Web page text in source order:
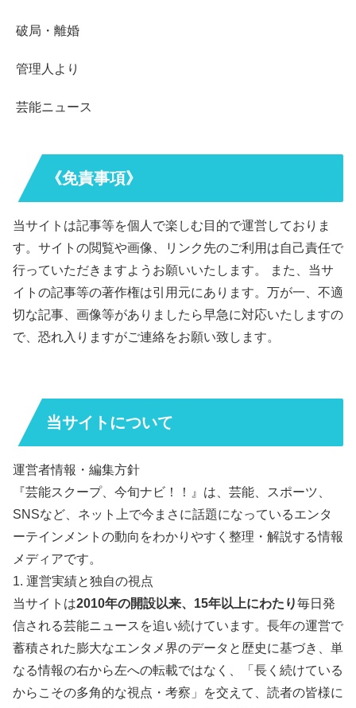
破局・離婚
管理人より
芸能ニュース
《免責事項》
当サイトは記事等を個人で楽しむ目的で運営しておりま
す。サイトの閲覧や画像、リンク先のご利用は自己責任で
行っていただきますようお願いいたします。 また、当サ
イトの記事等の著作権は引用元にあります。万が一、不適
切な記事、画像等がありましたら早急に対応いたしますの
で、恐れ入りますがご連絡をお願い致します。
当サイトについて
運営者情報・編集方針
『芸能スクープ、今旬ナビ！！』は、芸能、スポーツ、
SNSなど、ネット上で今まさに話題になっているエンタ
ーテインメントの動向をわかりやすく整理・解説する情報
メディアです。
1. 運営実績と独自の視点
当サイトは2010年の開設以来、15年以上にわたり毎日発
信される芸能ニュースを追い続けています。長年の運営で
蓄積された膨大なエンタメ界のデータと歴史に基づき、単
なる情報の右から左への転載ではなく、「長く続けている
からこその多角的な視点・考察」を交えて、読者の皆様に